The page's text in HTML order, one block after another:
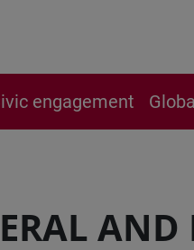
engagement
AND